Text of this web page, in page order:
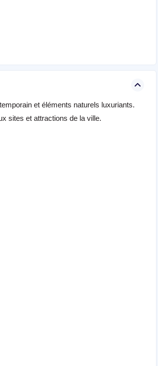
et éléments naturels luxuriants.
sites et attractions de la ville.